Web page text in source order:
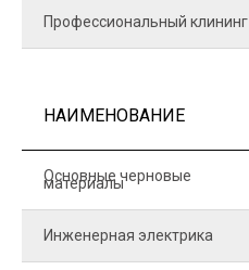
Профессиональный клининг
НАИМЕНОВАНИЕ
Основные черновые
материалы
Инженерная электрика